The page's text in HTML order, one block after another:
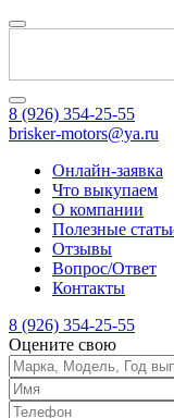
8 (926) 354-25-55
brisker-motors@ya.ru
Онлайн-заявка
Что выкупаем
О компании
Полезные
Отзывы
Вопрос/Ответ
Контакты
8 (926) 354-25-55
Оцените свою